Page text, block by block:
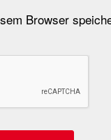
Browser